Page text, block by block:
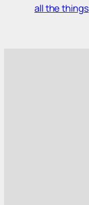
all the things